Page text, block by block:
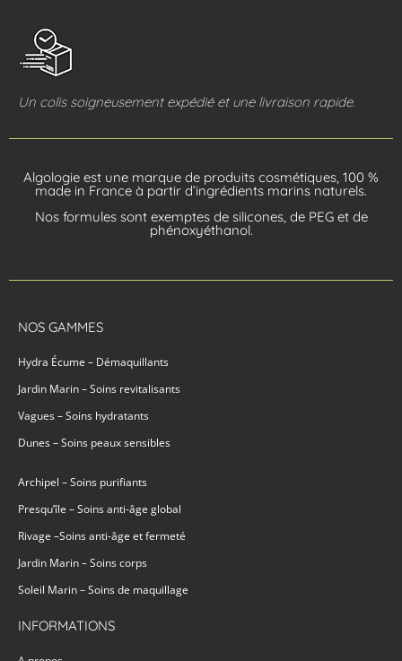
Un colis soigneusement expédié et une livraison rapide.
Algologie est une marque de produits cosmétiques, 100 %
made in France à partir d’ingrédients marins naturels.
Nos formules sont exemptes de silicones, de PEG et de
phénoxyéthanol.
NOS GAMMES
Hydra Écume – Démaquillants
Jardin Marin – Soins revitalisants
Vagues – Soins hydratants
Dunes – Soins peaux sensibles
Archipel – Soins purifiants
Presqu’île – Soins anti-âge global
Rivage –Soins anti-âge et fermeté
Jardin Marin – Soins corps
Soleil Marin – Soins de maquillage
INFORMATIONS